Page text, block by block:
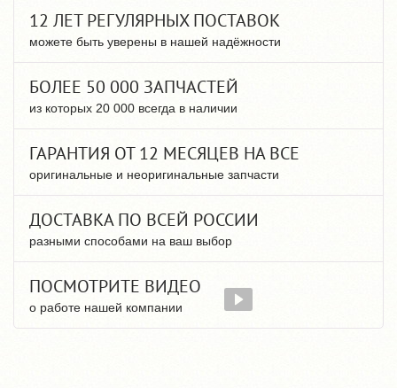
12 ЛЕТ РЕГУЛЯРНЫХ ПОСТАВОК
можете быть уверены в нашей надёжности
БОЛЕЕ 50 000 ЗАПЧАСТЕЙ
из которых 20 000 всегда в наличии
ГАРАНТИЯ ОТ 12 МЕСЯЦЕВ НА ВСЕ
оригинальные и неоригинальные запчасти
ДОСТАВКА ПО ВСЕЙ РОССИИ
разными способами на ваш выбор
ПОСМОТРИТЕ ВИДЕО
о работе нашей компании